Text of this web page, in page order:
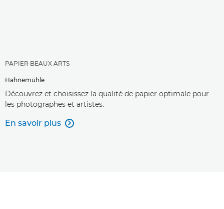
PAPIER BEAUX ARTS
Hahnemühle
Découvrez et choisissez la qualité de papier optimale pour
les photographes et artistes.
En savoir plus 